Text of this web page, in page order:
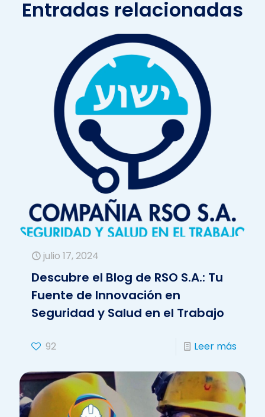
Entradas relacionadas
julio 17, 2024
Descubre el Blog de RSO S.A.: Tu
Fuente de Innovación en
Seguridad y Salud en el Trabajo
92 Leer más